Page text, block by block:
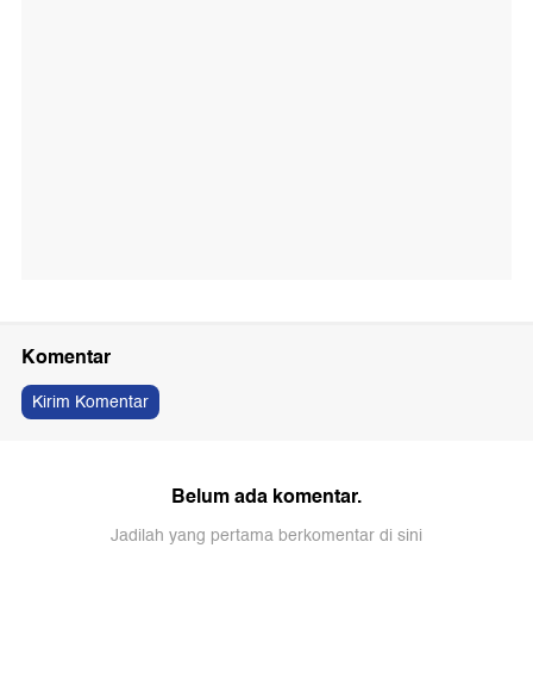
Komentar
Kirim Komentar
Belum ada komentar.
Jadilah yang pertama berkomentar di sini